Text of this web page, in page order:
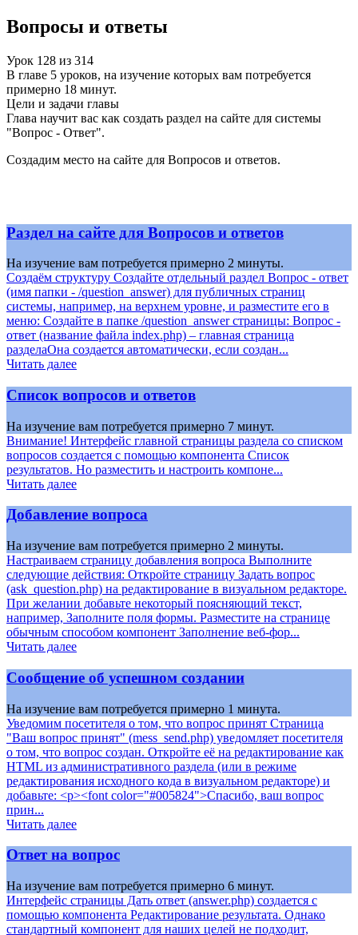
Вопросы и ответы
Урок 128 из 314
В главе 5 уроков, на изучение которых вам потребуется
примерно 18 минут.
Цели и задачи главы
Глава научит вас как создать раздел на сайте для системы
"Вопрос - Ответ".
Создадим место на сайте для Вопросов и ответов.
Раздел на сайте для Вопросов и ответов
На изучение вам потребуется примерно 2 минуты.
Создаём структуру Создайте отдельный раздел Вопрос - ответ
(имя папки - /question_answer) для публичных страниц
системы, например, на верхнем уровне, и разместите его в
меню: Создайте в папке /question_answer страницы: Вопрос -
ответ (название файла index.php) – главная страница
разделаОна создается автоматически, если создан...
Читать далее
Список вопросов и ответов
На изучение вам потребуется примерно 7 минут.
Внимание! Интерфейс главной страницы раздела со списком
вопросов создается с помощью компонента Список
результатов. Но разместить и настроить компоне...
Читать далее
Добавление вопроса
На изучение вам потребуется примерно 2 минуты.
Настраиваем страницу добавления вопроса Выполните
следующие действия: Откройте страницу Задать вопрос
(ask_question.php) на редактирование в визуальном редакторе.
При желании добавьте некоторый поясняющий текст,
например, Заполните поля формы. Разместите на странице
обычным способом компонент Заполнение веб-фор...
Читать далее
Сообщение об успешном создании
На изучение вам потребуется примерно 1 минута.
Уведомим посетителя о том, что вопрос принят Страница
"Ваш вопрос принят" (mess_send.php) уведомляет посетителя
о том, что вопрос создан. Откройте её на редактирование как
HTML из административного раздела (или в режиме
редактирования исходного кода в визуальном редакторе) и
добавьте: <p><font color="#005824">Спасибо, ваш вопрос
прин...
Читать далее
Ответ на вопрос
На изучение вам потребуется примерно 6 минут.
Интерфейс страницы Дать ответ (answer.php) создается с
помощью компонента Редактирование результата. Однако
стандартный компонент для наших целей не подходит,